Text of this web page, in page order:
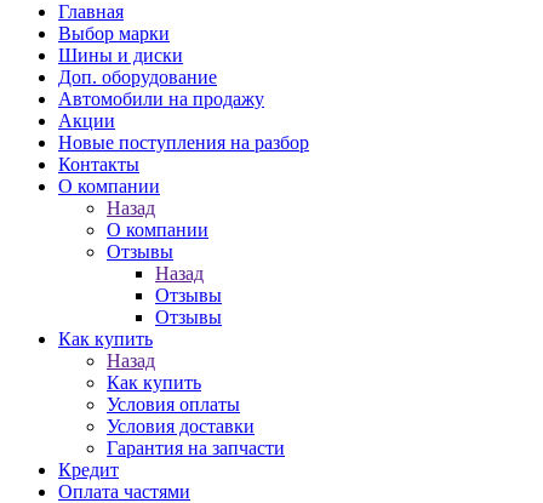
Главная
Выбор марки
Шины и диски
Доп. оборудование
Автомобили на продажу
Акции
Новые поступления на разбор
Контакты
О компании
Назад
О компании
Отзывы
Назад
Отзывы
Отзывы
Как купить
Назад
Как купить
Условия оплаты
Условия доставки
Гарантия на запчасти
Кредит
Оплата частями